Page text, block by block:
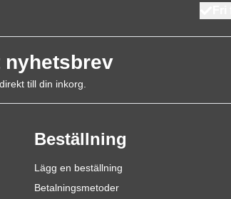
nyhetsbrev
till din inkorg.
Beställning
Lägg en beställning
Betalningsmetoder